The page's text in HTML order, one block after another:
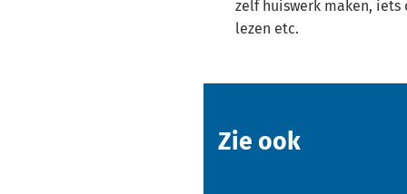
zelf huiswerk maken,
lezen etc.
Zie ook